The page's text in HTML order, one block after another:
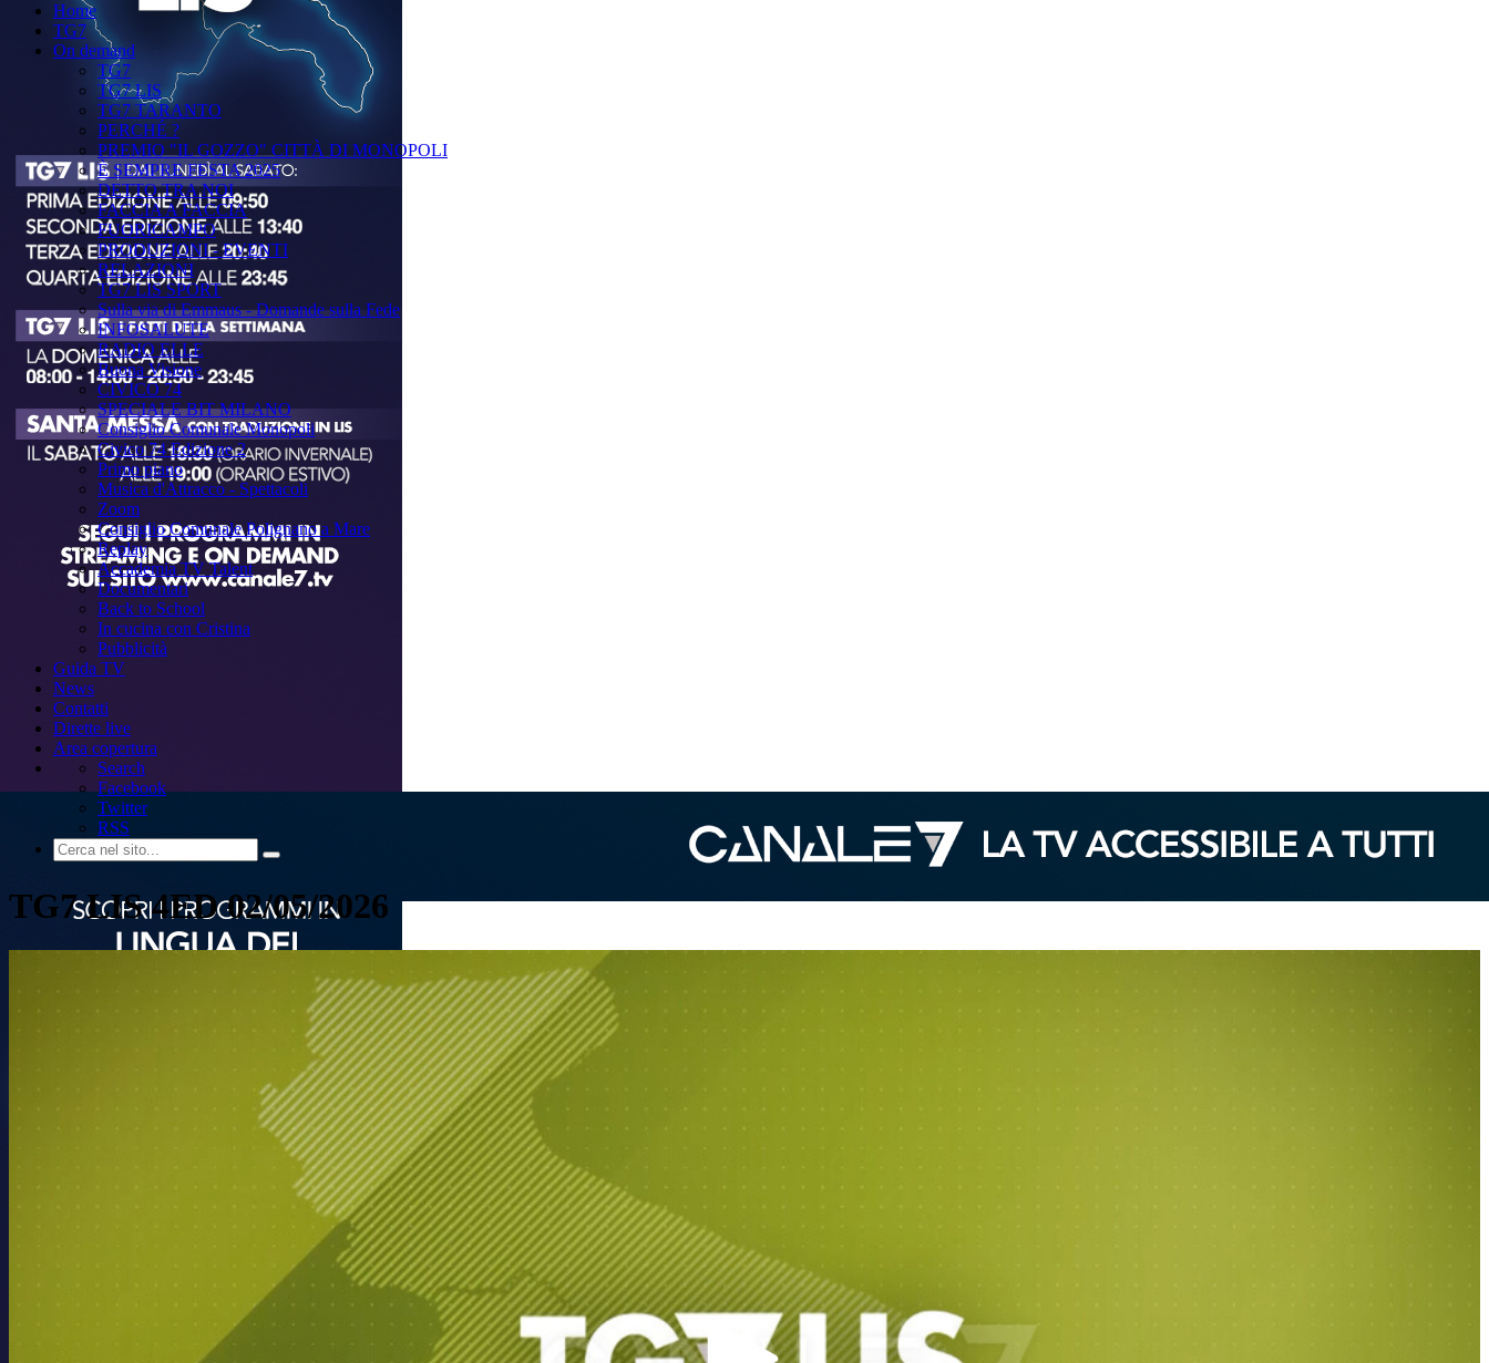
Home
TG7
On demand
TG7
TG7 LIS
TG7 TARANTO
PERCHÉ ?
PREMIO "IL GOZZO" CITTÀ DI MONOPOLI
È SEMPRE FESTA 2025
DETTO TRA NOI
FACCIA A FACCIA
FUORICAMPO
PRODUZIONI - EVENTI
RELAZIONI
TG7 LIS SPORT
Sulla via di Emmaus - Domande sulla Fede
INFOSALUTE
RADIO ELLE
Buona Visione
CIVICO 74
SPECIALE BIT MILANO
Consiglio Comunale Monopoli
Civico 74 Edizione 2
Primo piano
Musica d'Attracco - Spettacoli
Zoom
Consiglio Comunale Polignano a Mare
Replay
Accademia TV Talent
Documentari
Back to School
In cucina con Cristina
Pubblicità
Guida TV
News
Contatti
Dirette live
Area copertura
Search
Facebook
Twitter
RSS
TG7 LIS 4ED 02/05/2026